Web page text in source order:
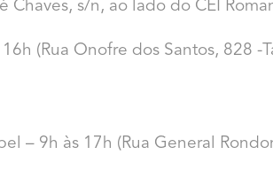
Chaves, s/n, ao lado do CEI
(Rua Onofre dos Santos, 828 -
– 9h às 17h (Rua General